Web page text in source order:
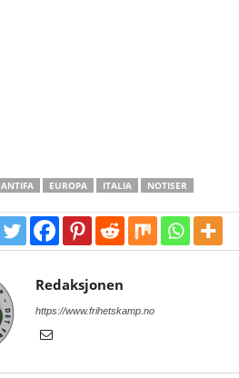
ANTIFA EUROPA ITALIA NOTISER
Redaksjonen
https://www.frihetskamp.no